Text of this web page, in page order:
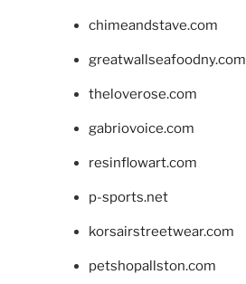
chimeandstave.com
greatwallseafoodny.com
theloverose.com
gabriovoice.com
resinflowart.com
p-sports.net
korsairstreetwear.com
petshopallston.com